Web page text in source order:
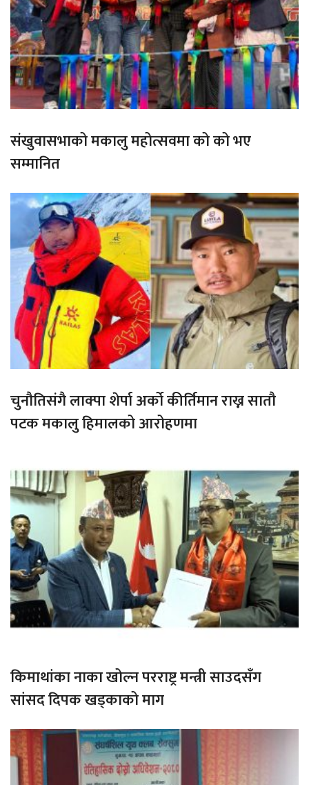
संखुवासभाको मकालु महोत्सवमा को को भए
सम्मानित
चुनौतिसंगै लाक्पा शेर्पा अर्को कीर्तिमान राख्न सातौ
पटक मकालु हिमालको आरोहणमा
किमाथांका नाका खोल्न परराष्ट्र मन्त्री साउदसँग
सांसद दिपक खड्काको माग